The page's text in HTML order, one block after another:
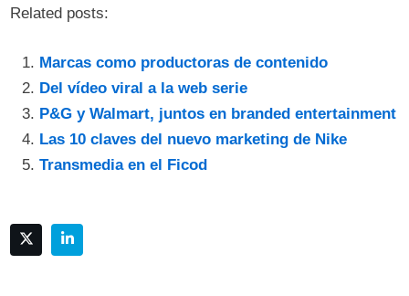
Related posts:
Marcas como productoras de contenido
Del vídeo viral a la web serie
P&G y Walmart, juntos en branded entertainment
Las 10 claves del nuevo marketing de Nike
Transmedia en el Ficod